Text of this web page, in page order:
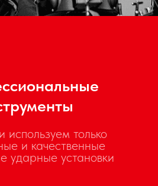
используем только
и качественные
ударные установки